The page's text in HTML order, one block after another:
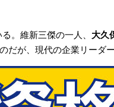
。維新三傑の一人、 大久
が、現代の企業リーダ